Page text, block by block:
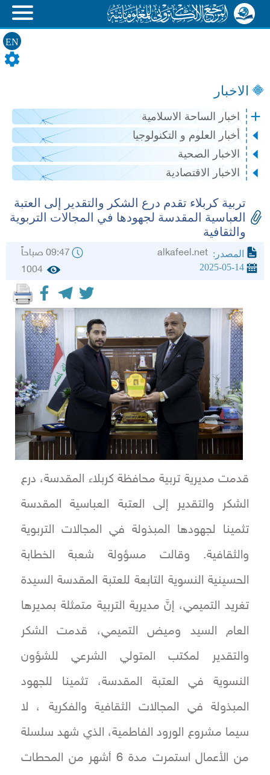
EN
الاخبار
اخبار الساحة الاسلامية
أخبار العلوم و التكنولوجيا
الاخبار الصحية
الاخبار الاقتصادية
تربية كربلاء تقدم درع الشكر والتقدير إلى العتبة
العباسية المقدسة لجهودها في المجالات التربوية
والثقافية
المصدر: 09:47 صباحاً
2025-05-14
1004
قدمت مديرية تربية محافظة كربلاء المقدسة، درع
الشكر والتقدير إلى العتبة العباسية المقدسة
تثمينا لجهودها المبذولة في المجالات التربوية
والثقافية. وقالت مسؤولة شعبة الخطابة
الحسينية النسوية التابعة للعتبة المقدسة السيدة
تغريد التميمي، إنَّ مديرية التربية متمثلة بمديرها
العام السيد وميض التميمي، قدمت الشكر
والتقدير لمكتب المتولي الشرعي للشؤون
النسوية في العتبة المقدسة، تثمينا للجهود
المبذولة في المجالات الثقافية والفكرية ، لا
سيما مشروع الورود الفاطمية، الذي شهد سلسلة
من الأعمال استمرت مدة 6 أشهر من المحطات